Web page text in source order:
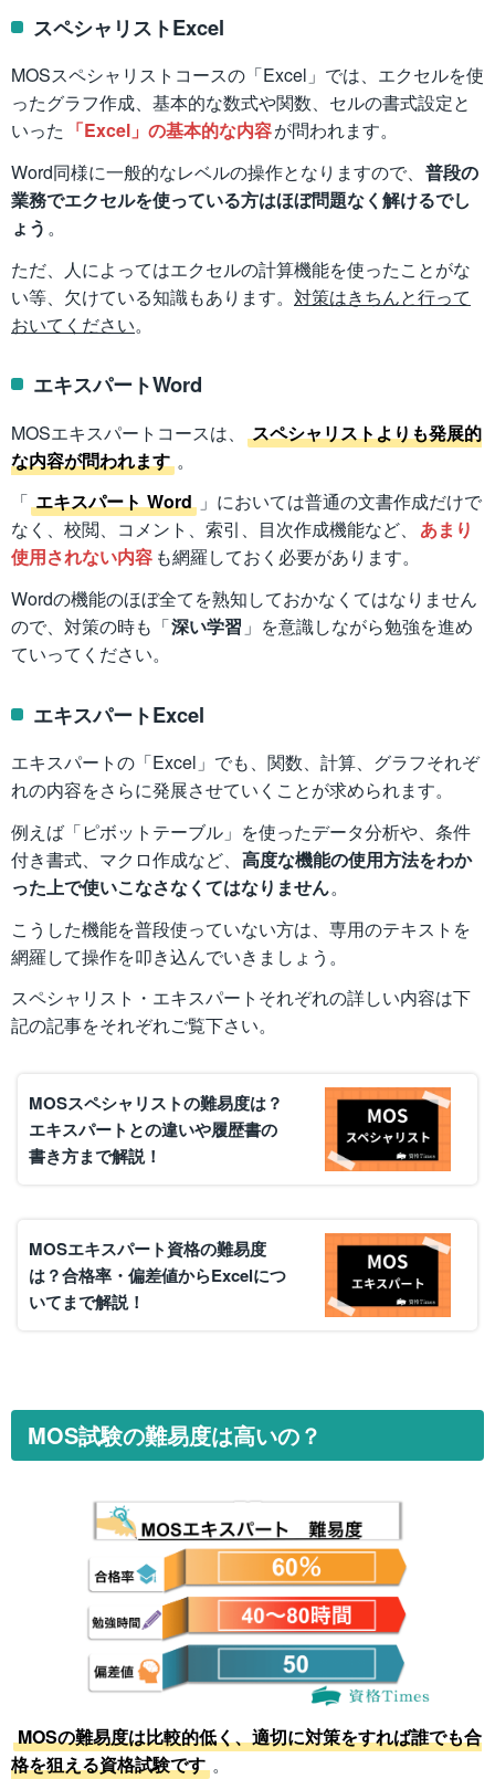
スペシャリストExcel
MOSスペシャリストコースの「Excel」では、エクセルを使
ったグラフ作成、基本的な数式や関数、セルの書式設定と
いった 「Excel」の基本的な内容が問われます。
Word同様に一般的なレベルの操作となりますので、 普段の
業務でエクセルを使っている方はほぼ問題なく解けるでし
ょう 。
ただ、人によってはエクセルの計算機能を使ったことがな
い等、欠けている知識もあります。 対策はきちんと行って
おいてください。
エキスパートWord
MOSエキスパートコースは、
スペシャリストよりも発展的
な内容が問われます 。
「 エキスパート Word 」においては普通の文書作成だけで
なく、校閲、コメント、索引、目次作成機能など、
あまり
使用されない内容 も網羅しておく必要があります。
Wordの機能のほぼ全てを熟知しておかなくてはなりません
ので、対策の時も「深い学習 」を意識しながら勉強を進め
ていってください。
エキスパートExcel
エキスパートの「Excel」でも、関数、計算、グラフそれぞ
れの内容をさらに発展させていくことが求められます。
例えば「ピボットテーブル」を使ったデータ分析や、条件
付き書式、マクロ作成など、 高度な機能の使用方法をわか
った上で使いこなさなくてはなりません。
こうした機能を普段使っていない方は、専用のテキストを
網羅して操作を叩き込んでいきましょう。
スペシャリスト・エキスパートそれぞれの詳しい内容は下
記の記事をそれぞれご覧下さい。
MOSスペシャリストの難易度は？
エキスパートとの違いや履歴書の
書き方まで解説！
MOSエキスパート資格の難易度
は？合格率・偏差値からExcelにつ
いてまで解説！
MOS試験の難易度は高いの？
MOSの難易度は比較的低く、適切に対策をすれば誰でも合
格を狙える資格試験です 。